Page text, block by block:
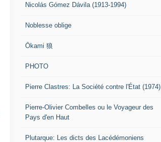
Nicolás Gómez Dávila (1913-1994)
Noblesse oblige
Ōkami 狼
PHOTO
Pierre Clastres: La Société contre l'État (1974)
Pierre-Olivier Combelles ou le Voyageur des
Pays d'en Haut
Plutarque: Les dicts des Lacédémoniens